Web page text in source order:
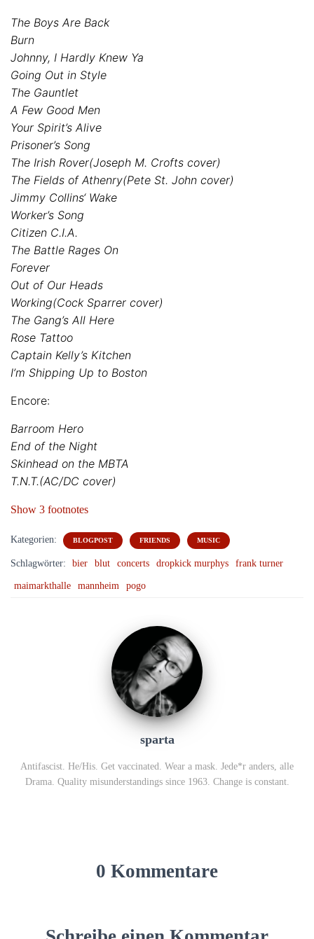
The Boys Are Back
Burn
Johnny, I Hardly Knew Ya
Going Out in Style
The Gauntlet
A Few Good Men
Your Spirit’s Alive
Prisoner’s Song
The Irish Rover(Joseph M. Crofts cover)
The Fields of Athenry(Pete St. John cover)
Jimmy Collins‘ Wake
Worker’s Song
Citizen C.I.A.
The Battle Rages On
Forever
Out of Our Heads
Working(Cock Sparrer cover)
The Gang’s All Here
Rose Tattoo
Captain Kelly’s Kitchen
I’m Shipping Up to Boston
Encore:
Barroom Hero
End of the Night
Skinhead on the MBTA
T.N.T.(AC/DC cover)
Show 3 footnotes
Kategorien: BLOGPOST FRIENDS MUSIC
Schlagwörter: bier blut concerts dropkick murphys frank turner
maimarkthalle mannheim pogo
sparta
Antifascist. He/His. Get vaccinated. Wear a mask. Jede*r anders, alle
Drama. Quality misunderstandings since 1963. Change is constant.
0 Kommentare